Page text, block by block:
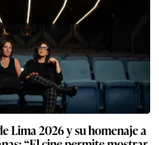
Lima 2026 y su homenaje a